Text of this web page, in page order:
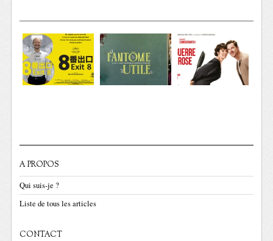
A PROPOS
Qui suis-je ?
Liste de tous les articles
CONTACT